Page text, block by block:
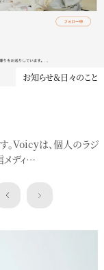
お知らせ＆日々のこと
。Voicyは、個人のラジ
メディ…
す